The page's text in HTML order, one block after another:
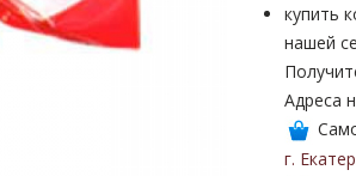
купить
нашей
Адреса
г.